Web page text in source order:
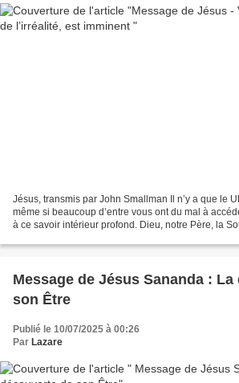
Jésus, transmis par John Smallman Il n’y a que le
même si beaucoup d’entre vous ont du mal à
à ce savoir intérieur profond. Dieu, notre Père, la
Message de Jésus Sananda :
son Être
Publié le 10/07/2025 à 00:26
Par Lazare